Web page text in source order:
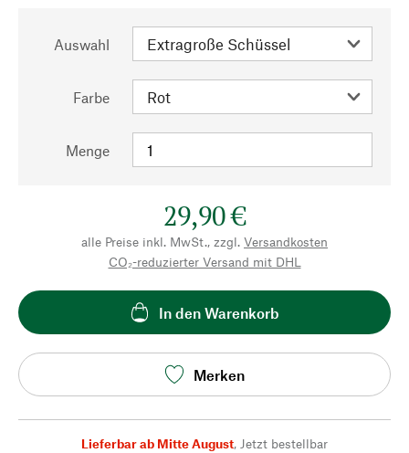
Auswahl
Farbe
Menge
29,90 €
alle Preise inkl. MwSt., zzgl. Versandkosten
CO₂-reduzierter Versand mit DHL
In den Warenkorb
Merken
Lieferbar ab Mitte August, Jetzt bestellbar